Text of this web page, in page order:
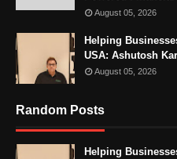
August 05, 2026
Helping
USA: Ashutosh
August 05, 2026
Random Posts
Helping